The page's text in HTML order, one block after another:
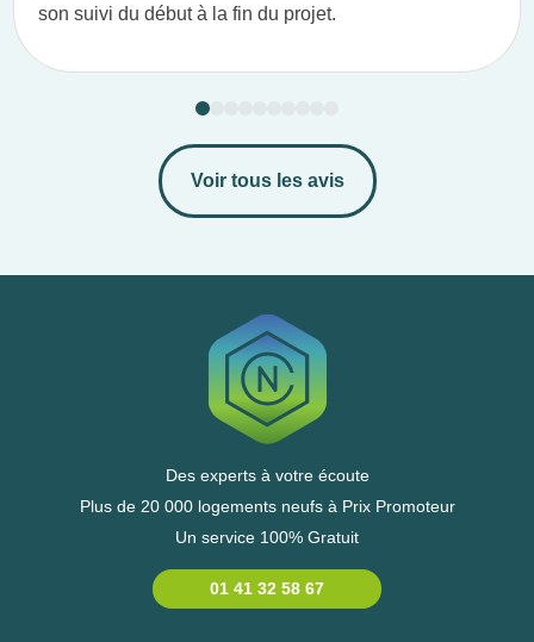
son suivi du début à la fin du projet.​
Voir tous les avis
Des experts à votre écoute
Plus de 20 000 logements neufs à Prix Promoteur
Un service 100% Gratuit
01 41 32 58 67